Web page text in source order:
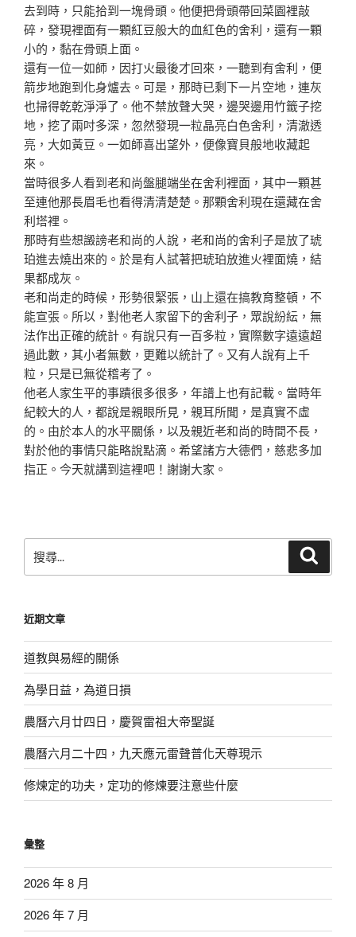
去到時，只能拾到一塊骨頭。他便把骨頭帶回菜園裡敲
碎，發現裡面有一顆紅豆般大的血紅色的舍利，還有一顆
小的，黏在骨頭上面 。
還有一位一如師，因打火最後才回來，一聽到有舍利，便
箭步地跑到化身爐去。可是，那時已剩下一片空地，連灰
也掃得乾乾淨淨了。他不禁放聲大哭，邊哭邊用竹籤子挖
地，挖了兩吋多深，忽然發現一粒晶亮白色舍利，清澈透
亮，大如黃豆。一如師喜出望外，便像寶貝般地收藏起
來。
當時很多人看到老和尚盤腿端坐在舍利裡面，其中一顆甚
至連他那長眉毛也看得清清楚楚。那顆舍利現在還藏在舍
利塔裡。
那時有些想譭謗老和尚的人說，老和尚的舍利子是放了琥
珀進去燒出來的。於是有人試著把琥珀放進火裡面燒，結
果都成灰。
老和尚走的時候，形勢很緊張，山上還在搞教育整頓，不
能宣張。所以，對他老人家留下的舍利子，眾說紛紜，無
法作出正確的統計。有說只有一百多粒，實際數字遠遠超
過此數 ，其小者無數，更難以統計了。又有人說有上千
粒，只是已無從稽考了。
他老人家生平的事蹟很多很多，年譜上也有記載。當時年
紀較大的人，都說是親眼所見，親耳所聞，是真實不虛
的。由於本人的水平關係，以及親近老和尚的時間不長，
對於他的事情只能略說點滴。希望諸方大德們，慈悲多加
指正。今天就講到這裡吧！謝謝大家。
尋
字:
近期文章
道教與易經的關係
為學日益，為道日損
農曆六月廿四日，慶賀雷祖大帝聖誕
農曆六月二十四，九天應元雷聲普化天尊現示
修煉定的功夫，定功的修煉要注意些什麼
彙整
2026 年 8 月
2026 年 7 月